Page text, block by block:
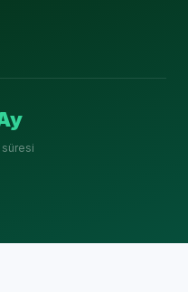
süresi